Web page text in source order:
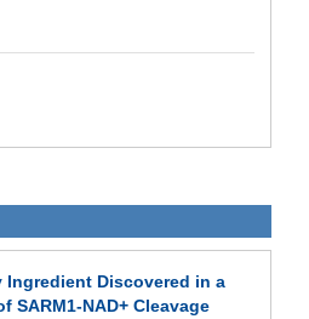
Ingredient Discovered in a
SARM1-NAD+ Cleavage